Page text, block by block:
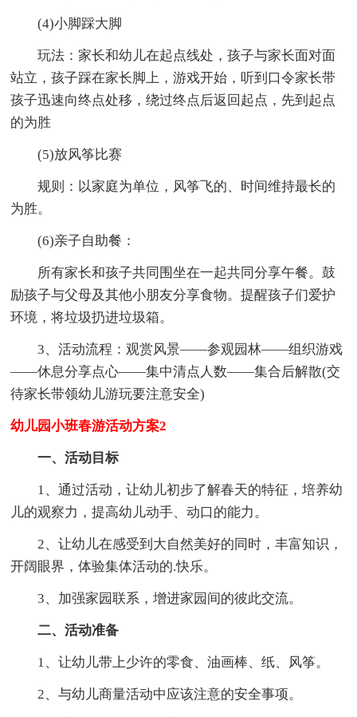
(4)小脚踩大脚
玩法：家长和幼儿在起点线处，孩子与家长面对面
站立，孩子踩在家长脚上，游戏开始，听到口令家长带
孩子迅速向终点处移，绕过终点后返回起点，先到起点
的为胜
(5)放风筝比赛
规则：以家庭为单位，风筝飞的、时间维持最长的
为胜。
(6)亲子自助餐：
所有家长和孩子共同围坐在一起共同分享午餐。鼓
励孩子与父母及其他小朋友分享食物。提醒孩子们爱护
环境，将垃圾扔进垃圾箱。
3、活动流程：观赏风景――参观园林――组织游戏
――休息分享点心――集中清点人数――集合后解散(交
待家长带领幼儿游玩要注意安全)
幼儿园小班春游活动方案2
一、活动目标
1、通过活动，让幼儿初步了解春天的特征，培养幼
儿的观察力，提高幼儿动手、动口的能力。
2、让幼儿在感受到大自然美好的同时，丰富知识，
开阔眼界，体验集体活动的.快乐。
3、加强家园联系，增进家园间的彼此交流。
二、活动准备
1、让幼儿带上少许的零食、油画棒、纸、风筝。
2、与幼儿商量活动中应该注意的安全事项。